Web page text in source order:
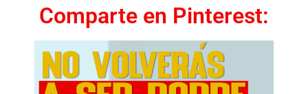
Comparte en Pinterest: